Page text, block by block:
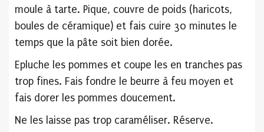
moule à tarte. Pique, couvre de poids (haricots,
boules de céramique) et fais cuire 30 minutes le
temps que la pâte soit bien dorée.
Epluche les pommes et coupe les en tranches pas
trop fines. Fais fondre le beurre à feu moyen et
fais dorer les pommes doucement.
Ne les laisse pas trop caraméliser. Réserve.